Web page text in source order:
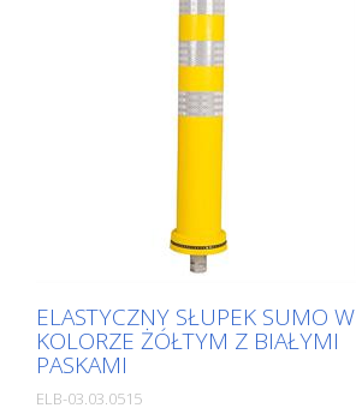
sztucznego: - Elastyczne, a zatem
odporne na uderzenia - Zapobiegają
uszkodzeniom pojazdu w razie uderzenia
- Nie wymagają napraw ani słupka, ani
pojazdu - Zwiększają bezpieczeństwo
ruchu drogowego - Ułatwiają orientację w
ruchu drogowym i na parkingach
ELASTYCZNY SŁUPEK SUMO W
KOLORZE ŻÓŁTYM Z BIAŁYMI
PASKAMI
ELB-03.03.0515